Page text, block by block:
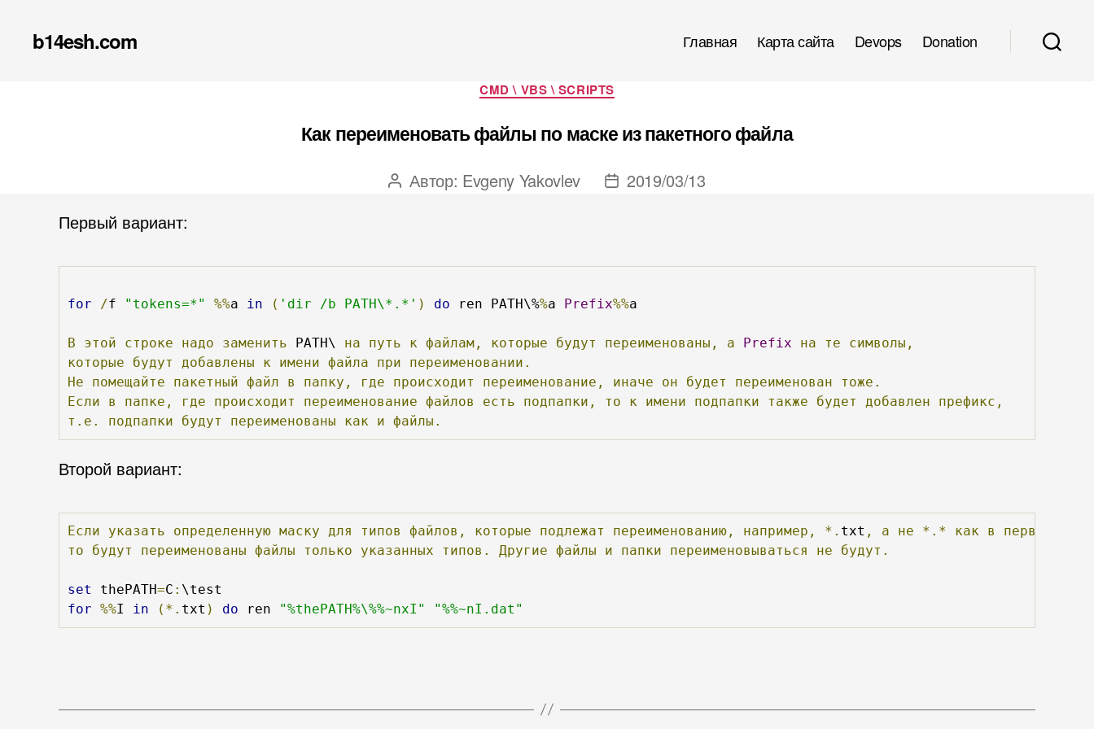
b14esh.com Главная Карта сайта Devops
Donation
Рубрики
CMD \ VBS \ SCRIPTS
Как переименовать файлы по маске из пакетного файла
Автор
Автор: Evgeny Yakovlev
Дата2019/03/13
Первый вариант:
for /f "tokens=*" %%a in ( 'dir /b PATH\*.*' ) do ren PATH\%%a Prefix%%a
В этой строке надо заменить PATH\ на путь к файлам, которые будут переименованы, а Prefix на те
символы,
которые
будут добавлены к имени файла при
переименовании.
Не
помещайте пакетный файл в папку, где происходит переименование, иначе он будет переименован
тоже.
Если
в папке, где происходит переименование файлов есть подпапки, то к имени подпапки также будет добавлен
префикс,
т.е.
подпапки будут переименованы как и файлы.
Второй вариант:
Если указать определенную маску для типов файлов, которые подлежат переименованию, например, *. txt , а не *.* как в первом
то
будут переименованы файлы только указанных типов. Другие файлы и папки переименовываться не будут.
set thePATH=C :
for %%I in (*. txt ) do ren "%thePATH%\%%~nxI" "%%~nI.dat"